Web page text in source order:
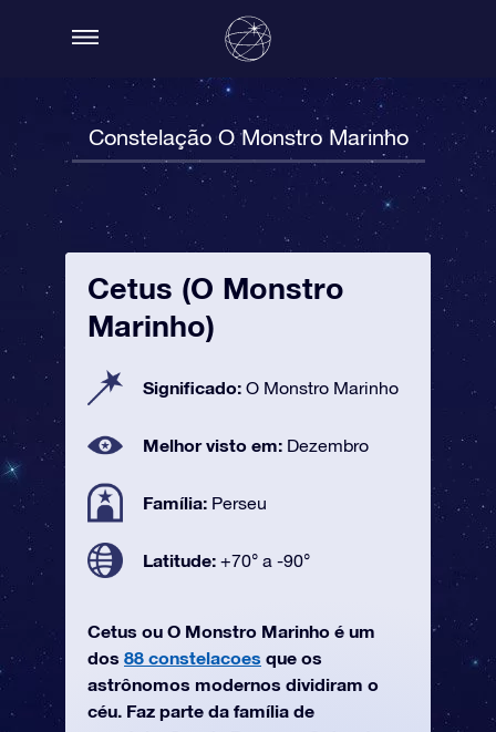
Constelação O Monstro Marinho
Cetus (O Monstro
Marinho)
Significado: O Monstro Marinho
Melhor visto em: Dezembro
Família: Perseu
Latitude: +70° a -90°
Cetus ou O Monstro Marinho é um
dos 88 constelacoes que os
astrônomos modernos dividiram o
céu. Faz parte da família de